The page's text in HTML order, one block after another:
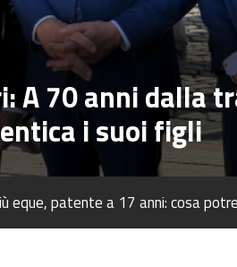
A 70 anni dalla
i suoi figli
la sorella dell'ex premier